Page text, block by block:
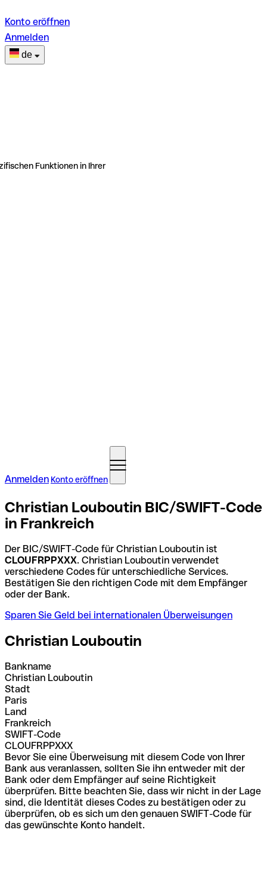
Konto eröffnen
Anmelden
de
Funktionen in Ihrer
Anmelden Konto eröffnen
Christian Louboutin BIC/SWIFT-Code
in Frankreich
Der BIC/SWIFT-Code für Christian Louboutin ist
CLOUFRPPXXX. Christian Louboutin verwendet
verschiedene Codes für unterschiedliche Services.
Bestätigen Sie den richtigen Code mit dem Empfänger
oder der Bank.
Sparen Sie Geld bei internationalen Überweisungen
Christian Louboutin
Bankname
Christian Louboutin
Stadt
Paris
Land
Frankreich
SWIFT-Code
CLOUFRPPXXX
Bevor Sie eine Überweisung mit diesem Code von Ihrer
Bank aus veranlassen, sollten Sie ihn entweder mit der
Bank oder dem Empfänger auf seine Richtigkeit
überprüfen. Bitte beachten Sie, dass wir nicht in der Lage
sind, die Identität dieses Codes zu bestätigen oder zu
überprüfen, ob es sich um den genauen SWIFT-Code für
das gewünschte Konto handelt.